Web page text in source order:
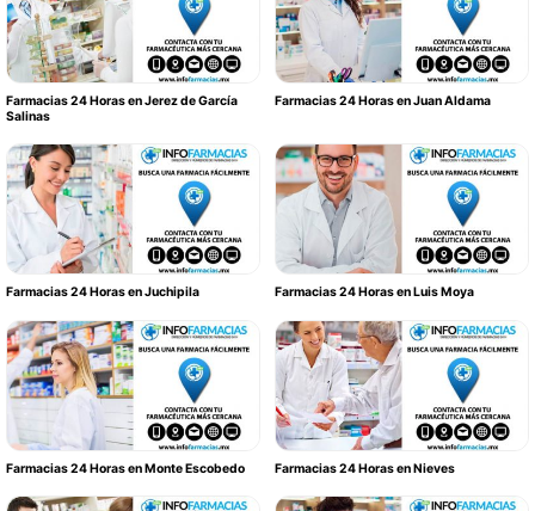
Farmacias 24 Horas en Jerez de García
Salinas
Farmacias 24 Horas en Juan Aldama
Farmacias 24 Horas en Juchipila Farmacias 24 Horas en Luis Moya
Farmacias 24 Horas en Monte Escobedo Farmacias 24 Horas en Nieves